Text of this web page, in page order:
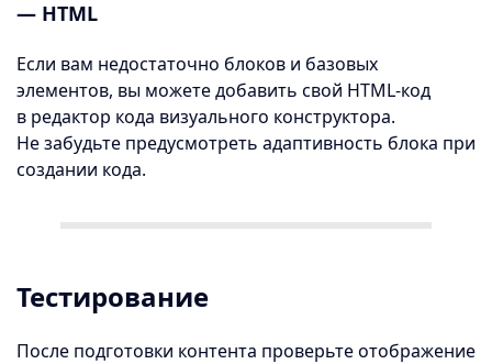
— HTML
Если вам недостаточно блоков и базовых
элементов, вы можете добавить свой HTML-код
в редактор кода визуального конструктора.
Не забудьте предусмотреть адаптивность блока при
создании кода.
Тестирование
После подготовки контента проверьте отображение